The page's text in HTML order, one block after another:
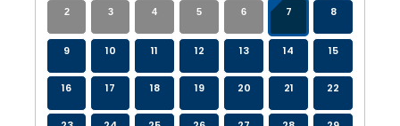
2 3 4 5 6 7 8
9 10 11 12 13 14 15
16 17 18 19 20 21 22